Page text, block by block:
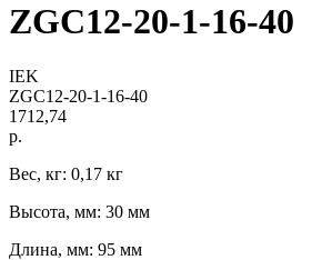
ZGC12-20-1-16-40
IEK
ZGC12-20-1-16-40
1712,74
р.
Вес, кг: 0,17 кг
Высота, мм: 30 мм
Длина, мм: 95 мм